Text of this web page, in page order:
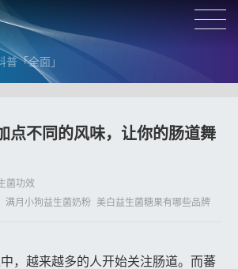
「全面」
点不同的风味，让你的肠道舞
菌功效
满月小狗益生菌奶粉 美白益生菌糖果有哪些品牌
，越来越多的人开始关注肠道。而蕃